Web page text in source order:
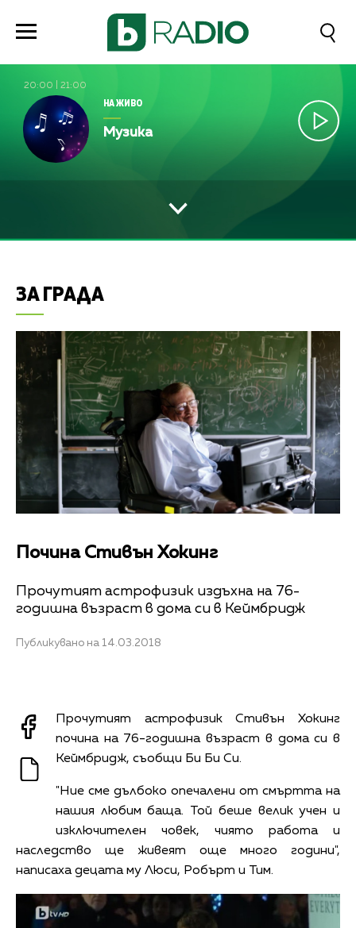
20:00 21:00
НА ЖИВО
Музика
ЗА ГРАДА
Почина Стивън Хокинг
Прочутият астрофизик издъхна на 76-
годишна възраст в дома си в Кеймбридж
Публикувано на 14.03.2018
Прочутият астрофизик Стивън Хокинг
почина на 76-годишна възраст в дома си в
Кеймбридж, съобщи Би Би Си.
"Ние сме дълбоко опечалени от смъртта на
нашия любим баща. Той беше велик учен и
изключителен човек, чиято работа и
наследство ще живеят още много години",
написаха децата му Люси, Робърт и Тим.